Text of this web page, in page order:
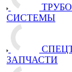
СИСТЕМЫ
ЗАПЧАСТИ